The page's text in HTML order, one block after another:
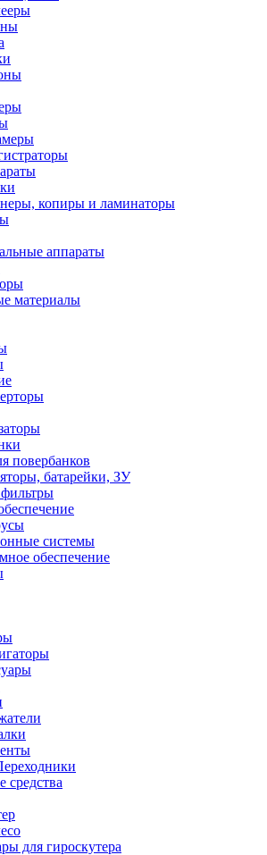
копиры и ламинаторы
аппараты
материалы
повербанков
батарейки, ЗУ
системы
обеспечение
средства
для гироскутера